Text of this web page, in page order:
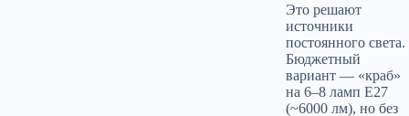
Это решают
источники
постоянного света.
Бюджетный
вариант — «краб»
на 6–8 ламп E27
(~6000 лм), но без